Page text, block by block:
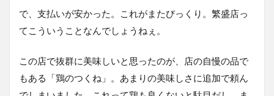
で、支払いが安かった。これがまたびっくり。繁盛店っ
てこういうことなんでしょうねぇ。
この店で抜群に美味しいと思ったのが、店の自慢の品で
もある「鶏のつくね」。あまりの美味しさに追加で頼ん